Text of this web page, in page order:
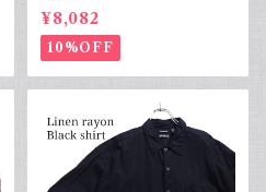
コットンリネンパンツ ツータック
¥8,082
10%OFF